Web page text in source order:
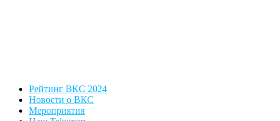
Рейтинг ВКС 2024
Новости о ВКС
Мероприятия